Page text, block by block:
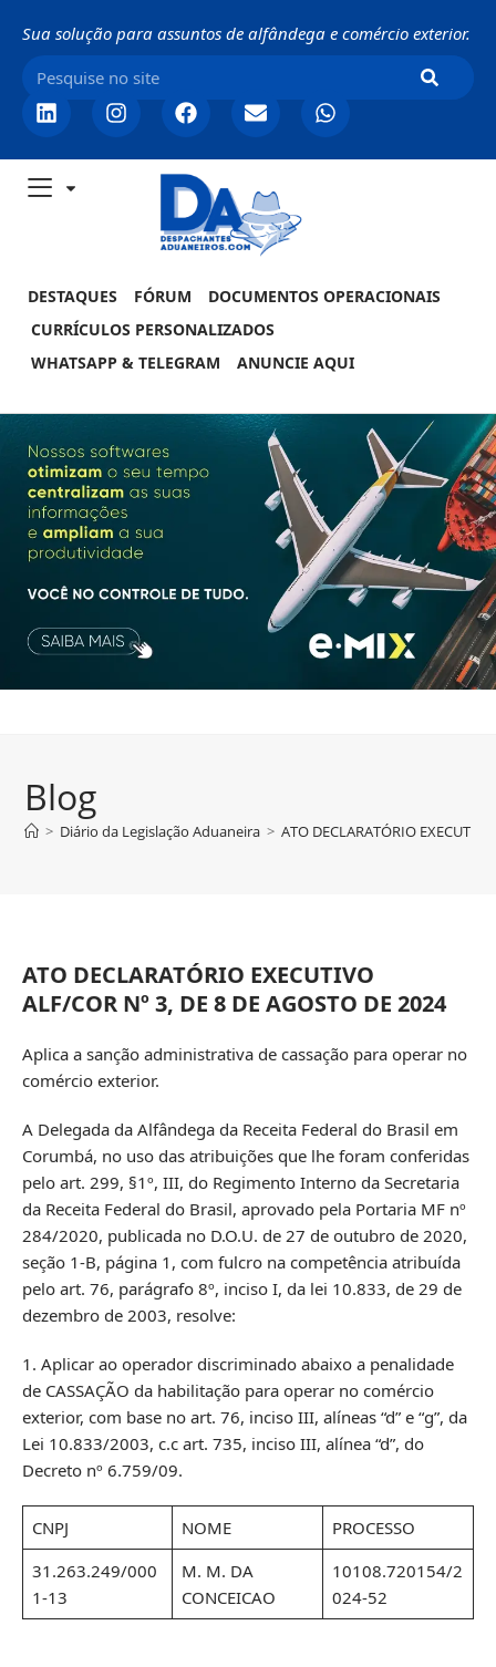
Sua solução para assuntos de alfândega e comércio exterior.
DESTAQUES FÓRUM
DOCUMENTOS OPERACIONAIS
CURRÍCULOS PERSONALIZADOS
WHATSAPP & TELEGRAM
ANUNCIE AQUI
Blog
> Diário da Legislação Aduaneira > ATO DECLARATÓRIO
ATO DECLARATÓRIO EXECUTIVO
ALF/COR Nº 3, DE 8 DE AGOSTO DE 2024
Aplica a sanção administrativa de cassação para operar no
comércio exterior.
A Delegada da Alfândega da Receita Federal do Brasil em
Corumbá, no uso das atribuições que lhe foram conferidas
pelo art. 299, §1º, III, do Regimento Interno da Secretaria
da Receita Federal do Brasil, aprovado pela Portaria MF nº
284/2020, publicada no D.O.U. de 27 de outubro de 2020,
seção 1-B, página 1, com fulcro na competência atribuída
pelo art. 76, parágrafo 8º, inciso I, da lei 10.833, de 29 de
dezembro de 2003, resolve:
1. Aplicar ao operador discriminado abaixo a penalidade
de CASSAÇÃO da habilitação para operar no comércio
exterior, com base no art. 76, inciso III, alíneas “d” e “g”, da
Lei 10.833/2003, c.c art. 735, inciso III, alínea “d”, do
Decreto nº 6.759/09.
CNPJ NOME
PROCESSO
31.263.249/000
1-13
M. M. DA
CONCEICAO
10108.720154/2
024-52